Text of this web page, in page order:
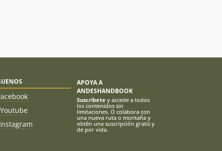
Youtube
Instagram
APOYA A
ANDESHANDBOOK
Suscríbete y accede a todos
los contenidos sin
limitaciones. O colabora con
una nueva ruta o montaña y
obtén una suscripción gratis y
de por vida.